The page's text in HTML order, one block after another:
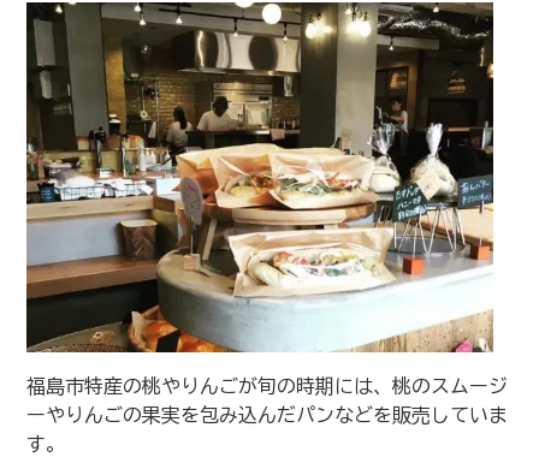
福島市特産の桃やりんごが旬の時期には、桃のスムージ
ーやりんごの果実を包み込んだパンなどを販売していま
す。